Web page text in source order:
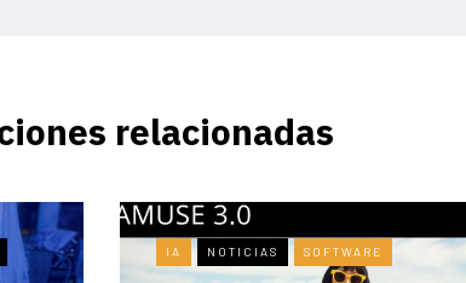
relacionadas
IA NOTICIAS SOFTWARE